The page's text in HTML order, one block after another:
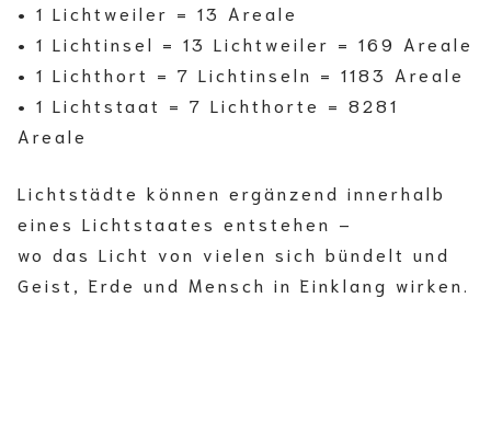
• 1 Lichtweiler = 13 Areale
• 1 Lichtinsel = 13 Lichtweiler = 169 Areale
• 1 Lichthort = 7 Lichtinseln = 1183 Areale
• 1 Lichtstaat = 7 Lichthorte = 8281
Areale
Lichtstädte können ergänzend innerhalb
eines Lichtstaates entstehen –
wo das Licht von vielen sich bündelt und
Geist, Erde und Mensch in Einklang wirken.